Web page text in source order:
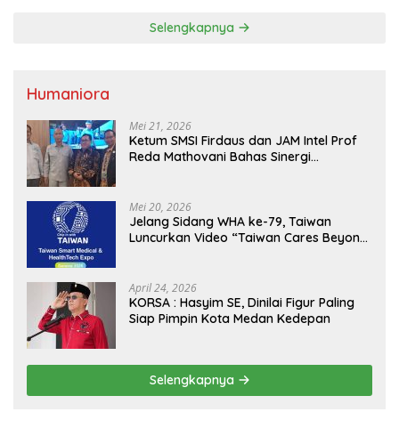
Selengkapnya
Humaniora
Mei 21, 2026
Ketum SMSI Firdaus dan JAM Intel Prof
Reda Mathovani Bahas Sinergi
MBG, Perkuat Pengawasan Program
Pemerintah
Mei 20, 2026
Jelang Sidang WHA ke-79, Taiwan
Luncurkan Video “Taiwan Cares Beyond
April 24, 2026
KORSA : Hasyim SE, Dinilai Figur Paling
Siap Pimpin Kota Medan Kedepan
Selengkapnya